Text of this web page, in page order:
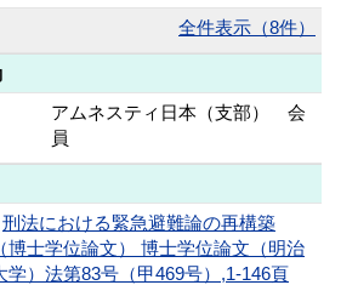
全件表示（8件）
アムネスティ日本（支部） 会
員
刑法における緊急避難論の再構築
（博士学位論文） 博士学位論文（明治
学）法第83号（甲469号）,1-146頁